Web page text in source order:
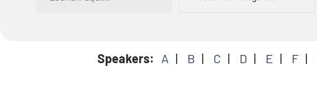
Speakers: A B C D E F